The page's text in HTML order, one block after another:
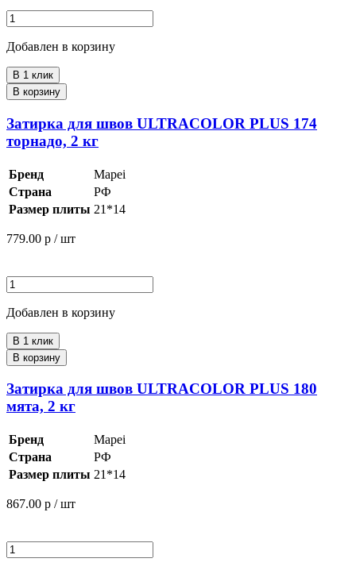
Добавлен в корзину
В 1 клик
В корзину
Затирка для швов ULTRACOLOR PLUS 174
торнадо, 2 кг
Бренд
Mapei
Страна
РФ
Размер плиты 21*14
779.00 р / шт
Добавлен в корзину
В 1 клик
В корзину
Затирка для швов ULTRACOLOR PLUS 180
мята, 2 кг
Бренд
Mapei
Страна
РФ
Размер плиты 21*14
867.00 р / шт